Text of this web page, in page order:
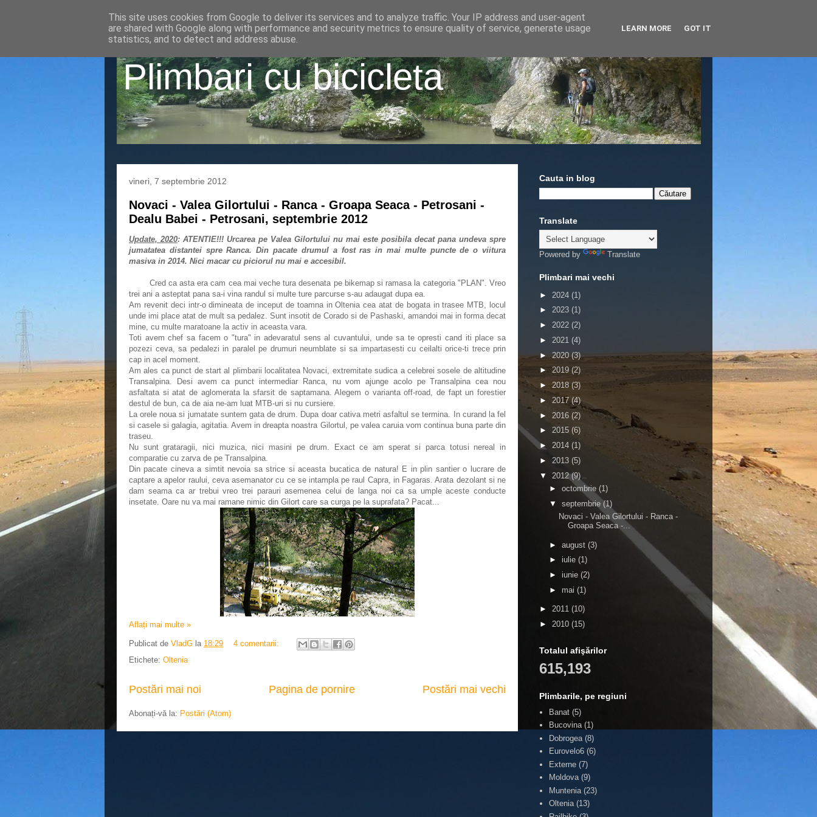
Plimbari cu bicicleta
vineri, 7 septembrie 2012
Novaci - Valea Gilortului - Ranca - Groapa Seaca - Petrosani -
Dealu Babei - Petrosani, septembrie 2012
Update, 2020: ATENTIE!!! Urcarea pe Valea Gilortului nu mai este posibila decat pana undeva spre
jumatatea distantei spre Ranca. Din pacate drumul a fost ras in mai multe puncte de o viitura
masiva in 2014. Nici macar cu piciorul nu mai e accesibil.
Cred ca asta era cam cea mai veche tura desenata pe bikemap si ramasa la categoria "PLAN". Vreo
trei ani a asteptat pana sa-i vina randul si multe ture parcurse s-au adaugat dupa ea.
Am revenit deci intr-o dimineata de inceput de toamna in Oltenia cea atat de bogata in trasee MTB, locul
unde imi place atat de mult sa pedalez. Sunt insotit de Corado si de Pashaski, amandoi mai in forma decat
mine, cu multe maratoane la activ in aceasta vara.
Toti avem chef sa facem o "tura" in adevaratul sens al cuvantului, unde sa te opresti cand iti place sa
pozezi ceva, sa pedalezi in paralel pe drumuri neumblate si sa impartasesti cu ceilalti orice-ti trece prin
cap in acel moment.
Am ales ca punct de start al plimbarii localitatea Novaci, extremitate sudica a celebrei sosele de altitudine
Transalpina. Desi avem ca punct intermediar Ranca, nu vom ajunge acolo pe Transalpina cea nou
asfaltata si atat de aglomerata la sfarsit de saptamana. Alegem o varianta off-road, de fapt un forestier
destul de bun, ca de aia ne-am luat MTB-uri si nu cursiere.
La orele noua si jumatate suntem gata de drum. Dupa doar cativa metri asfaltul se termina. In curand la fel
si casele si galagia, agitatia. Avem in dreapta noastra Gilortul, pe valea caruia vom continua buna parte din
traseu.
Nu sunt grataragii, nici muzica, nici masini pe drum. Exact ce am sperat si parca totusi nereal in
comparatie cu zarva de pe Transalpina.
Din pacate cineva a simtit nevoia sa strice si aceasta bucatica de natura! E in plin santier o lucrare de
captare a apelor raului, ceva asemanator cu ce se intampla pe raul Capra, in Fagaras. Arata dezolant si ne
dam seama ca ar trebui vreo trei parauri asemenea celui de langa noi ca sa umple aceste conducte
insetate. Oare nu va mai ramane nimic din Gilort care sa curga pe la suprafata? Pacat...
Aflați mai multe »
Publicat de VladG la 18:29
4 comentarii:
Etichete: Oltenia
Postări mai noi Postări mai vechi
Pagina de pornire
Abonați-vă la: Postări (Atom)
Cauta in blog
Translate
Powered by Translate
Plimbari mai vechi
► 2024 (1)
► 2023 (1)
► 2022 (2)
► 2021 (4)
►2020(3)
► 2019 (2)
► 2018 (3)
► 2017 (4)
► 2016 (2)
► 2015 (6)
► 2014 (1)
► 2013 (5)
▼ 2012(9)
► octombrie (1)
▼ septembrie (1)
Novaci - Valea Gilortului - Ranca -
Groapa Seaca -...
► august (3)
► iulie (1)
► iunie (2)
► mai (1)
► 2011 (10)
► 2010 (15)
Totalul afişărilor
615,193
Plimbarile, pe regiuni
Banat (5)
Bucovina (1)
Dobrogea (8)
Eurovelo6 (6)
Externe (7)
Moldova (9)
Muntenia (23)
Oltenia (13)
This site uses cookies from Google to deliver its services and to analyze traffic. Your IP address and user-agent
are shared with Google along with performance and security metrics to ensure quality of service, generate usage
statistics, and to detect and address abuse.
LEARN MORE GOT IT